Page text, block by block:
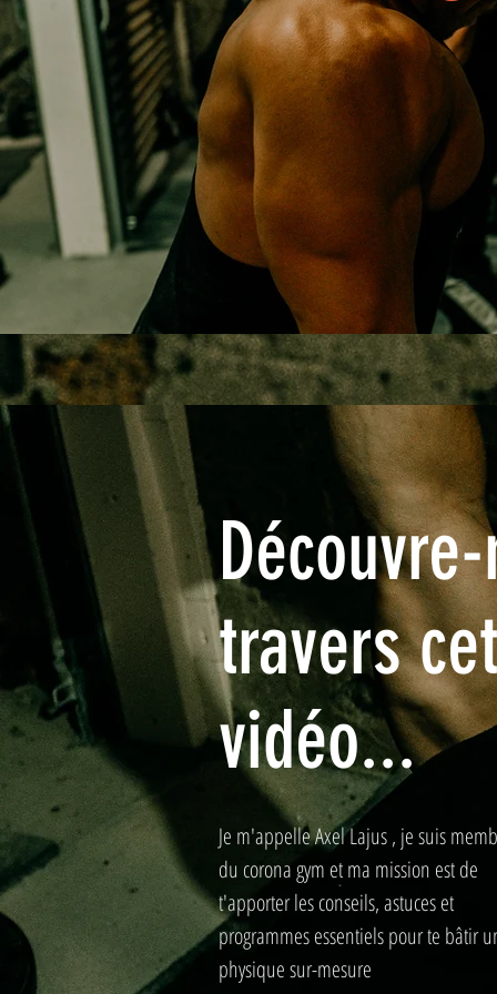
travers
vidéo...
Je m'appelle Axel Lajus , je suis
du corona gym et ma mission est de
t'apporter les conseils, astuces et
programmes essentiels pour te bâtir
physique sur-mesure